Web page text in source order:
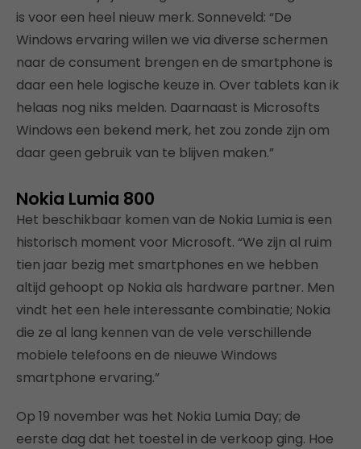
is voor een heel nieuw merk. Sonneveld: “De
Windows ervaring willen we via diverse schermen
naar de consument brengen en de smartphone is
daar een hele logische keuze in. Over tablets kan ik
helaas nog niks melden. Daarnaast is Microsofts
Windows een bekend merk, het zou zonde zijn om
daar geen gebruik van te blijven maken.”
Nokia Lumia 800
Het beschikbaar komen van de Nokia Lumia is een
historisch moment voor Microsoft. “We zijn al ruim
tien jaar bezig met smartphones en we hebben
altijd gehoopt op Nokia als hardware partner. Men
vindt het een hele interessante combinatie; Nokia
die ze al lang kennen van de vele verschillende
mobiele telefoons en de nieuwe Windows
smartphone ervaring.”
Op 19 november was het Nokia Lumia Day; de
eerste dag dat het toestel in de verkoop ging. Hoe